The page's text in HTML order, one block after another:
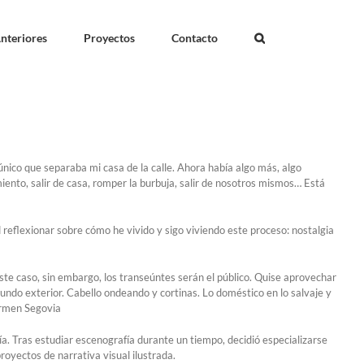
Proyectos Contacto
que separaba mi casa de la calle. Ahora había algo más, algo
salir de casa, romper la burbuja, salir de nosotros mismos… Está
sobre cómo he vivido y sigo viviendo este proceso: nostalgia
caso, sin embargo, los transeúntes serán el público. Quise aprovechar
exterior. Cabello ondeando y cortinas. Lo doméstico en lo salvaje y
Segovia
Tras estudiar escenografía durante un tiempo, decidió especializarse
de narrativa visual ilustrada.